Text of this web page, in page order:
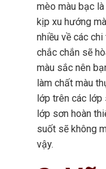
mèo màu bạc
kịp xu hướng
nhiều về các
chắc chắn sẽ
màu sắc nên
làm chất màu
lớp trên các
lớp sơn hoàn
suốt sẽ không
vậy.